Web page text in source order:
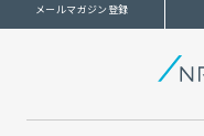
メールマガジン登録